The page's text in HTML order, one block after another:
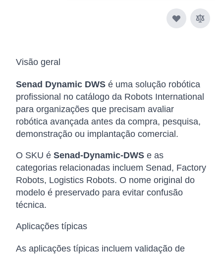
Visão geral
Senad Dynamic DWS é uma solução robótica
profissional no catálogo da Robots International
para organizações que precisam avaliar
robótica avançada antes da compra, pesquisa,
demonstração ou implantação comercial.
O SKU é Senad-Dynamic-DWS e as
categorias relacionadas incluem Senad, Factory
Robots, Logistics Robots. O nome original do
modelo é preservado para evitar confusão
técnica.
Aplicações típicas
As aplicações típicas incluem validação de